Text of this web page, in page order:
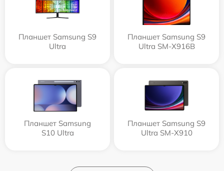
Планшет Samsung S9
Ultra
Планшет Samsung S9
Ultra SM-X916B
Планшет Samsung
S10 Ultra
Планшет Samsung S9
Ultra SM-X910